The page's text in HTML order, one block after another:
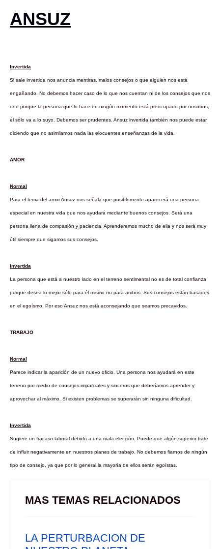
ANSUZ
Invertida
Si sale invertida nos anuncia mentiras, malos consejos o que alguien nos está
engañando. No debemos hacer caso de lo que nos cuentan ni de los consejos que nos
den porque la persona que lo hace en ningún momento está preocupado por nosotros,
él sólo va a lo suyo. Debemos ser prudentes. Ansuz invertida también nos puede estar
diciendo que no asimilamos nada las elocuentes enseñanzas de la vida.
AMOR
Normal
Para el tema del amor Ansuz nos señala que posiblemente aparecerá una persona
especial en nuestra vida que nos ayudará mediante buenos consejos. Será una
persona llena de compasión y paciencia. Aprenderemos mucho de ella y nos será muy
útil siempre que sigamos sus consejos.
Invertida
La persona que está a nuestro lado en el terreno sentimental no es de total confianza
porque desea lo mejor sólo para él mismo no para ambos. Sus consejos están basados
en el egoísmo. Por eso Ansuz nos está aconsejando que seamos precavidos.
TRABAJO
Normal
Parece indicar la aparición de un nuevo oficio. Una persona nos ayudará en este
terreno por medio de consejos imparciales y sinceros que deberíamos aprender y
aprovechar al máximo. Si existen problemas se superarán sin ninguna dificultad.
Invertida
Sugiere un fracaso laboral debido a una mala elección. Puede que algún superior trate
de influir negativamente en nuestros planes de trabajo. No debemos fiarnos de ningún
tipo de consejo, ya que por lo general la mayoría de ellos serán egoístas.
MAS TEMAS RELACIONADOS
LA PERTURBACION DE